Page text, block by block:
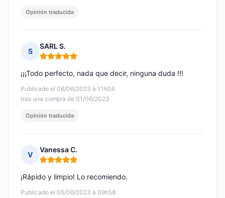
Opinión traducida
S
SARL S.
Nota: 5 de 5
Publicado el 06/06/2023 à 11h04
tras una compra de 01/06/2023
¡¡¡Todo perfecto, nada que decir, ninguna duda !!!
Opinión traducida
V
Vanessa C.
Nota: 5 de 5
Publicado el 05/06/2023 à 09h58
¡Rápido y limpio! Lo recomiendo.